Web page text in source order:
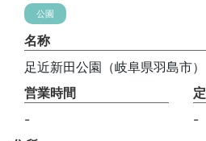
公園
名称
足近新田公園（岐阜県羽島市）
営業時間
-
-